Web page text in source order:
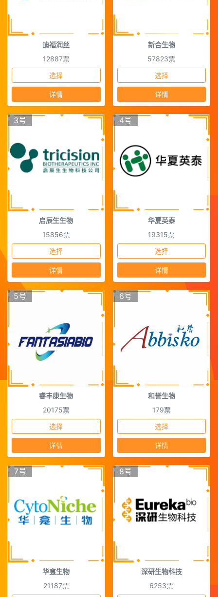
迪福润丝
12887票
选择
详情
新合生物
57823票
选择
详情
3号
启辰生生物
15856票
选择
详情
4号
华夏英泰
19315票
选择
详情
5号
睿丰康生物
20175票
选择
详情
6号
和誉生物
179票
选择
详情
7号
华龛生物
21187票
8号
深研生物科技
6253票